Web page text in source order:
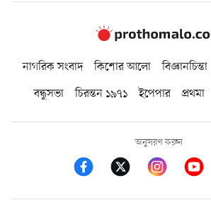
নাগরিক সংবাদ কিশোর আলো বিজ্ঞানচিন্তা
বন্ধুসভা
চিরন্তন ১৯৭১ ইপেপার প্রথমা
অনুসরণ করুন